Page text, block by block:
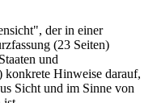
der in einer
(23 Seiten)
und
konkrete Hinweise darauf,
Sicht und im Sinne von